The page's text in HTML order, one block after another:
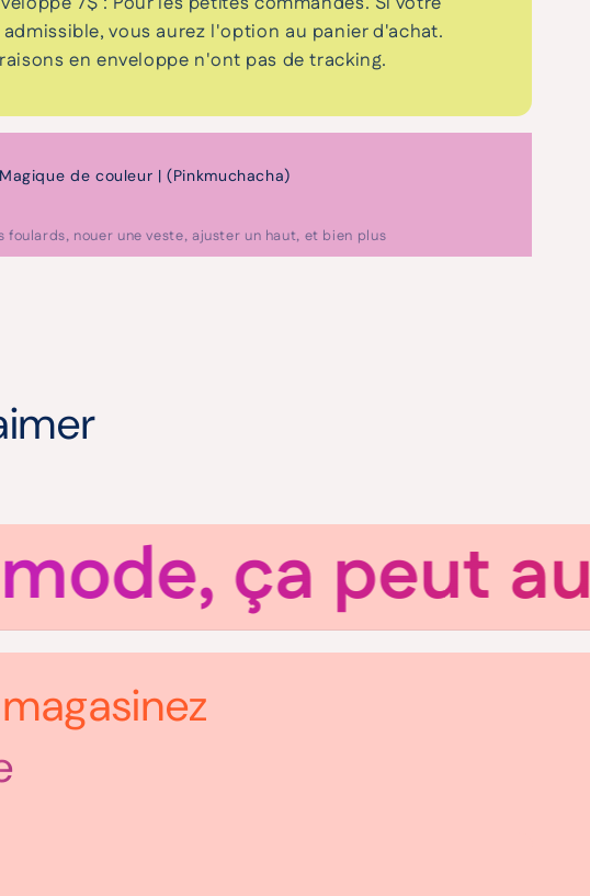
vous aurez l'option au panier d'achat.
en enveloppe n'ont pas de tracking.
de couleur | (Pinkmuchacha)
foulards, nouer une veste, ajuster un haut, et bien plus
ça peut